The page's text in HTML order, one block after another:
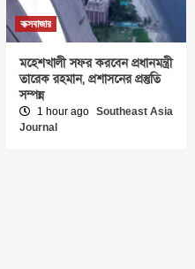
কক্সবাজার
মহেশখালী সফর করবেন প্রধানমন্ত্রী
তারেক রহমান, প্রশাসনের প্রস্তুতি
সম্পন্ন
1 hour ago Southeast Asia
Journal